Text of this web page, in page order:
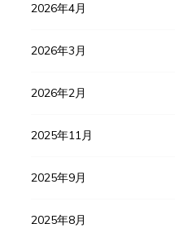
2026年4月
2026年3月
2026年2月
2025年11月
2025年9月
2025年8月